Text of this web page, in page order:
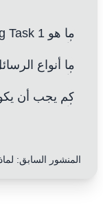
ما هو IELTS General Training Writing Task 1؟
ما أنواع
كم يجب أن
المنشور السابق: لماذا تكون